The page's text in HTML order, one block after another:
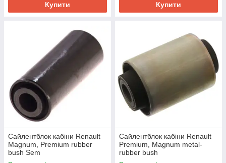
Купити Купити
Сайлентблок кабіни Renault
Magnum, Premium rubber
bush Sem
Сайлентблок кабіни Renault
Premium, Magnum metal-
rubber bush